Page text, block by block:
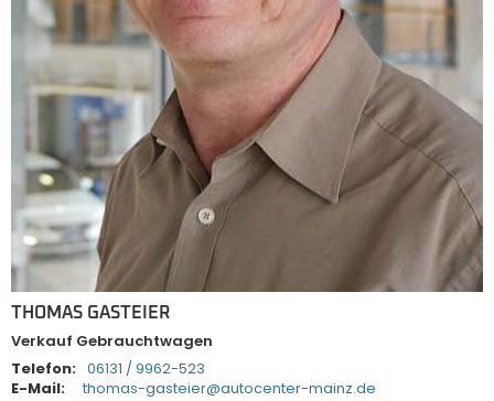
THOMAS GASTEIER
Verkauf Gebrauchtwagen
Telefon: 06131 / 9962-523
E-Mail:
thomas-gasteier@autocenter-mainz.de